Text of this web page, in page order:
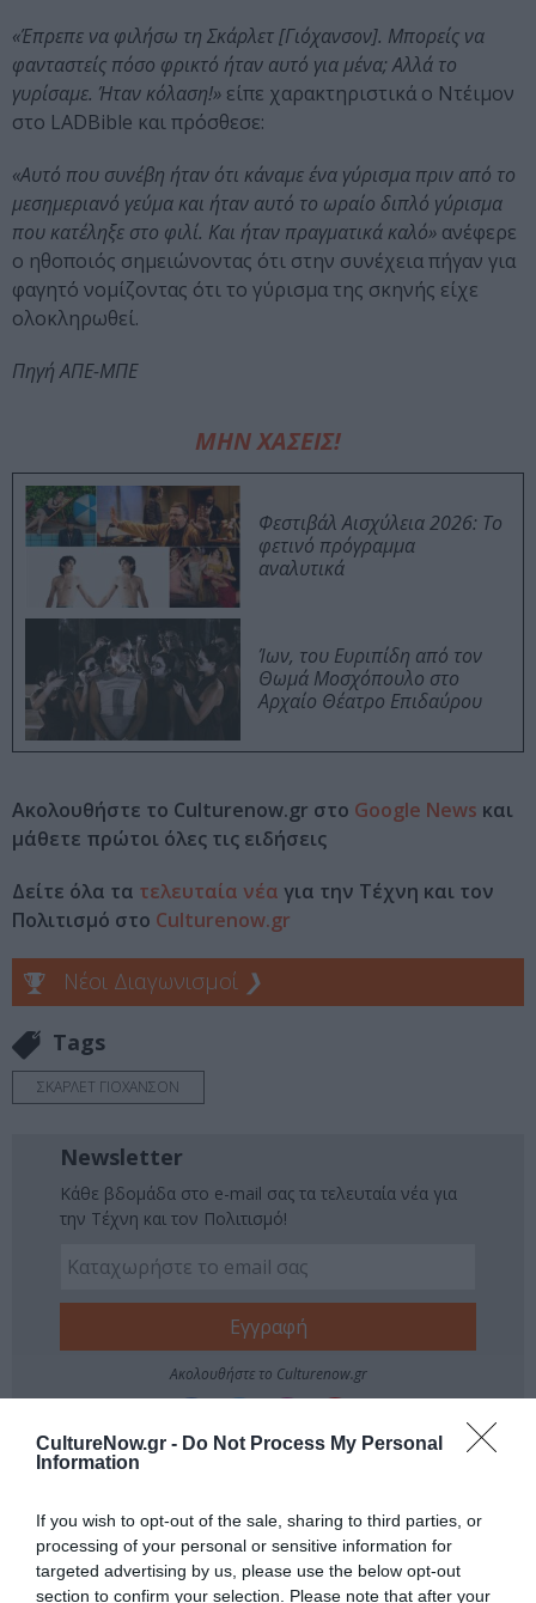
CultureNow.gr - Do Not Process My Personal
Information
If you wish to opt-out of the sale, sharing to third parties, or
processing of your personal or sensitive information for
targeted advertising by us, please use the below opt-out
section to confirm your selection. Please note that after your
«Έπρεπε να φιλήσω τη Σκάρλετ [Γιόχανσον]. Μπορείς να
φανταστείς πόσο φρικτό ήταν αυτό για μένα; Αλλά το
γυρίσαμε. Ήταν κόλαση!» είπε χαρακτηριστικά ο Ντέιμον
στο LADBible και πρόσθεσε:
«Αυτό που συνέβη ήταν ότι κάναμε ένα γύρισμα πριν από το
μεσημεριανό γεύμα και ήταν αυτό το ωραίο διπλό γύρισμα
που κατέληξε στο φιλί. Και ήταν πραγματικά καλό» ανέφερε
ο ηθοποιός σημειώνοντας ότι στην συνέχεια πήγαν για
φαγητό νομίζοντας ότι το γύρισμα της σκηνής είχε
ολοκληρωθεί.
Πηγή ΑΠΕ-ΜΠΕ
ΜΗΝ ΧΑΣΕΙΣ!
Φεστιβάλ Αισχύλεια 2026: Το
φετινό πρόγραμμα
αναλυτικά
Ίων, του Ευριπίδη από τον
Θωμά Μοσχόπουλο στο
Αρχαίο Θέατρο Επιδαύρου
Ακολουθήστε το Culturenow.gr στο Google News και
μάθετε πρώτοι όλες τις ειδήσεις
Δείτε όλα τα τελευταία νέα για την Τέχνη και τον
Πολιτισμό στο Culturenow.gr
Νέοι Διαγωνισμοί ❯
Tags
ΣΚΑΡΛΕΤ ΓΙΟΧΑΝΣΟΝ
Newsletter
Κάθε βδομάδα στο e-mail σας τα τελευταία νέα για
την Τέχνη και τον Πολιτισμό!
Ακολουθήστε το Culturenow.gr
Σχετικά Άρθρα